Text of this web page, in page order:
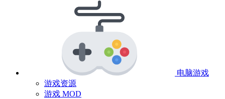
电脑游戏
游戏资源
游戏 MOD